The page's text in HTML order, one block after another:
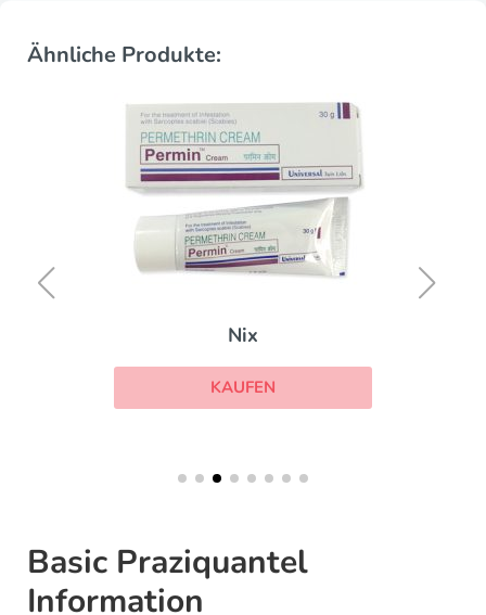
Ähnliche Produkte:
Nix
KAUFEN
Basic Praziquantel
Information